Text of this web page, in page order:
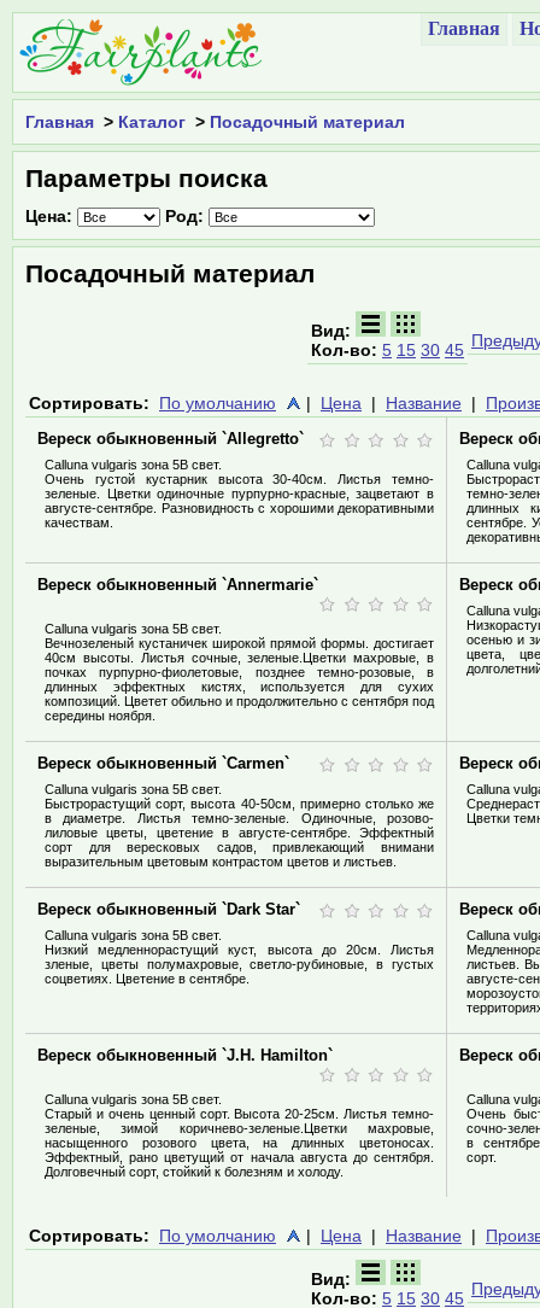
Главная
Главная > Каталог > Посадочный материал
Параметры поиска
Цена: Род:
Посадочный материал
Вид:
Кол-во: 5 15 30 45
Сортировать: По умолчанию | Цена | Название |
Вереск обыкновенный `Allegretto`
Calluna vulgaris зона 5В свет.
Очень густой кустарник высота 30-40см. Листья темно-
зеленые. Цветки одиночные пурпурно-красные, зацветают в
августе-сентябре. Разновидность с хорошими декоративными
качествам.
Вереск
Calluna
темно-
длинных
сентябре.
Вереск обыкновенный `Annermarie`
Calluna vulgaris зона 5В свет.
Вечнозеленый кустаничек широкой прямой формы. достигает
40см высоты. Листья сочные, зеленые.Цветки махровые, в
почках пурпурно-фиолетовые, позднее темно-розовые, в
длинных эффектных кистях, используется для сухих
композиций. Цветет обильно и продолжительно с сентября под
середины ноября.
Вереск
Calluna
осенью и
цвета,
Вереск обыкновенный `Carmen`
Calluna vulgaris зона 5В свет.
Быстрорастущий сорт, высота 40-50см, примерно столько же
в диаметре. Листья темно-зеленые. Одиночные, розово-
лиловые цветы, цветение в августе-сентябре. Эффектный
сорт для вересковых садов, привлекающий внимани
выразительным цветовым контрастом цветов и листьев.
Вереск
Calluna
Цветки
Вереск обыкновенный `Dark Star`
Calluna vulgaris зона 5В свет.
Низкий медленнорастущий куст, высота до 20см. Листья
зленые, цветы полумахровые, светло-рубиновые, в густых
соцветиях. Цветение в сентябре.
Вереск
Calluna
листьев.
августе-
Вереск обыкновенный `J.H. Hamilton`
Calluna vulgaris зона 5В свет.
Старый и очень ценный сорт. Высота 20-25см. Листья темно-
зеленые, зимой коричнево-зеленые.Цветки махровые,
насыщенного розового цвета, на длинных цветоносах.
Эффектный, рано цветущий от начала августа до сентября.
Долговечный сорт, стойкий к болезням и холоду.
Вереск
Calluna
Очень
сочно-
в
сорт.
Сортировать: По умолчанию | Цена | Название |
Вид:
Кол-во: 5 15 30 45